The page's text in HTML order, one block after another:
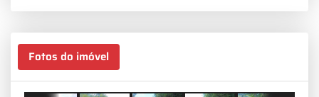
Fotos do imóvel